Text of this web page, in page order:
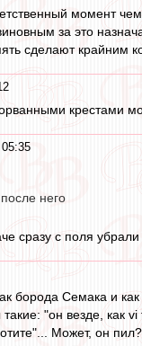
момент
за это
сделают крайним
крестами
него
сразу с поля
борода Семака и
"он везде, как
Может, он